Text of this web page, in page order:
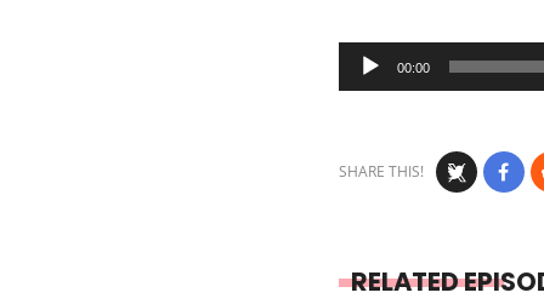
Audio
Player
00:00
SHARE THIS!
RELATED